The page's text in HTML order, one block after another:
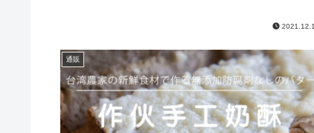
通販